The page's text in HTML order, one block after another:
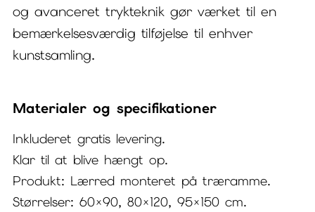
og avanceret trykteknik gør værket til en
bemærkelsesværdig tilføjelse til enhver
kunstsamling.
Materialer og specifikationer
Inkluderet gratis levering.
Klar til at blive hængt op.
Produkt: Lærred monteret på træramme.
Størrelser: 60×90, 80×120, 95×150 cm.